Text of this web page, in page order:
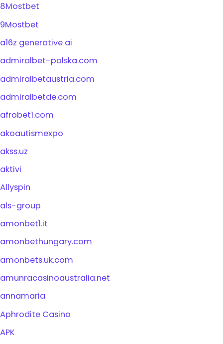
8Mostbet
9Mostbet
a16z generative ai
admiralbet-polska.com
admiralbetaustria.com
admiralbetde.com
afrobet1.com
akoautismexpo
akss.uz
aktivi
Allyspin
als-group
amonbet1.it
amonbethungary.com
amonbets.uk.com
amunracasinoaustralia.net
annamaria
Aphrodite Casino
APK